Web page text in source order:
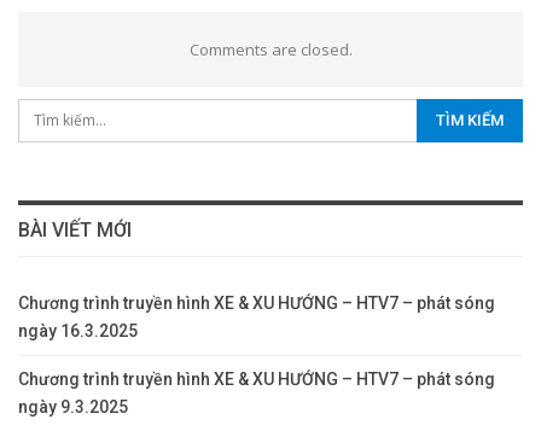
Comments are closed.
BÀI VIẾT MỚI
Chương trình truyền hình XE & XU HƯỚNG – HTV7 – phát sóng
ngày 16.3.2025
Chương trình truyền hình XE & XU HƯỚNG – HTV7 – phát sóng
ngày 9.3.2025